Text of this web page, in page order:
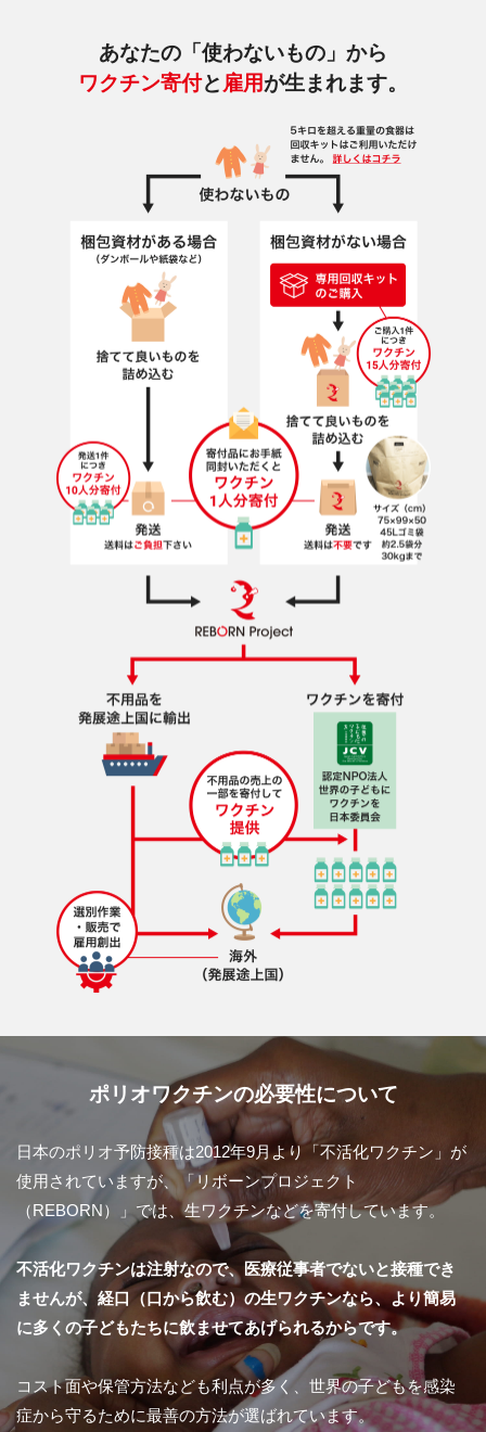
あなたの「使わないもの」から
ワクチン寄付と 雇用が生まれます。
ポリオワクチンの必要性について
日本のポリオ予防接種は2012年9月より「不活化ワクチン」が
使用されていますが、「リボーンプロジェクト
（REBORN）」では、生ワクチンなどを寄付しています。
不活化ワクチンは注射なので、医療従事者でないと接種でき
ませんが、経口（口から飲む）の生ワクチンなら、より簡易
に多くの子どもたちに飲ませてあげられるからです。
コスト面や保管方法なども利点が多く、世界の子どもを感染
症から守るために最善の方法が選ばれています。